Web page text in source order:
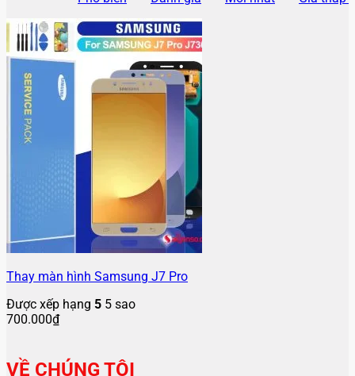
Thay màn hình Samsung J7 Pro
Được xếp hạng 5 5 sao
700.000₫
VỀ CHÚNG TÔI